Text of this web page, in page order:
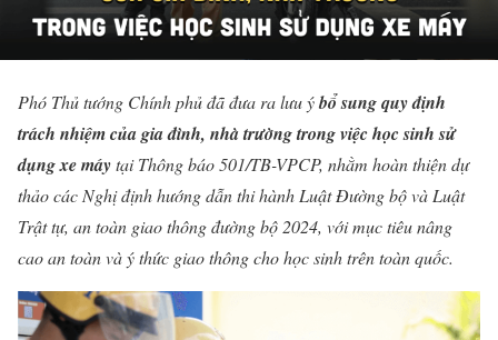
Phó Thủ tướng Chính phủ đã đưa ra lưu ýbổ sung quy định
trách nhiệm của gia đình, nhà trường trong việc học sinh sử
dụng xe máytại Thông báo 501/TB-VPCP, nhằm hoàn thiện dự
thảo các Nghị định hướng dẫn thi hành Luật Đường bộ và Luật
Trật tự, an toàn giao thông đường bộ 2024, với mục tiêu nâng
cao an toàn và ý thức giao thông cho học sinh trên toàn quốc.